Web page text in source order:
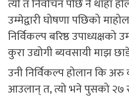
त्यो त निर्वाचन पछि नै थाहा
उम्मेद्वारी घोषणा पछिको
निर्विकल्प बरिष्ठ उपाध्यक्षको
कुरा उद्योगी ब्यवसायी माझ
उनी निर्विकल्प होलान कि
आउलान् त, त्यो भने पुसको २७